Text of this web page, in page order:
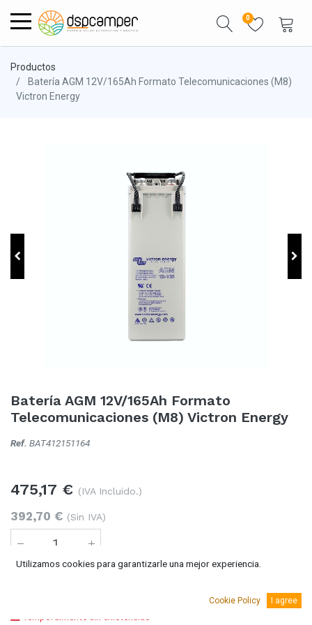
0
Productos
Batería AGM 12V/165Ah Formato Telecomunicaciones (M8)
Victron Energy
Batería AGM 12V/165Ah Formato
Telecomunicaciones (M8) Victron Energy
Ref. BAT412151164
475,17 € (IVA Incluido.)
392,70 € (Sin IVA)
Utilizamos cookies para garantizarle una mejor experiencia.
Cookie Policy I agree